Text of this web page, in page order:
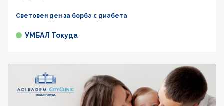
Световен ден за борба с диабета
УМБАЛ Токуда